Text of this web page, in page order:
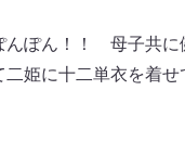
んぽん！！ 母子共
姫に十二単衣を着せ